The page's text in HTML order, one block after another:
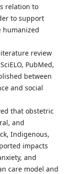
relation to
to support
humanized
review
PubMed,
between
and social
that obstetric
and
Indigenous,
impacts
and
care model and